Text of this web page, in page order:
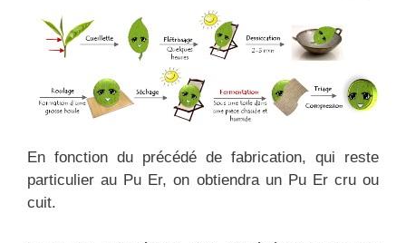
En fonction du précédé de fabrication, qui reste
particulier au Pu Er, on obtiendra un Pu Er cru ou
cuit.